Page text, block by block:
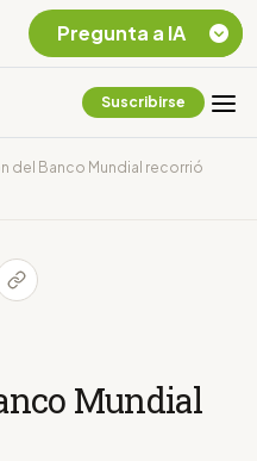
Suscribirse
del Banco Mundial recorrió
Mundial
Pregunta a IA
Chevron Ecuador